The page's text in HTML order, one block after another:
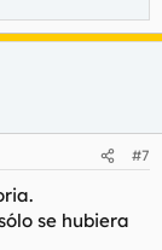
#7
se hubiera